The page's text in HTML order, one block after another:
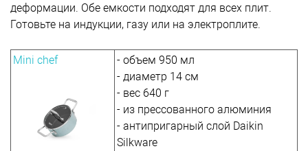
деформации. Обе емкости подходят для всех плит.
Готовьте на индукции, газу или на электроплите.
Mini chef
- объем 950 мл
- диаметр 14 см
- вес 640 г
- из прессованного алюминия
- антипригарный слой Daikin
Silkware